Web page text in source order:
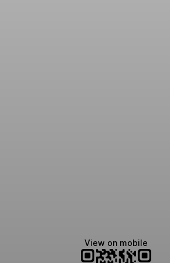
View on mobile